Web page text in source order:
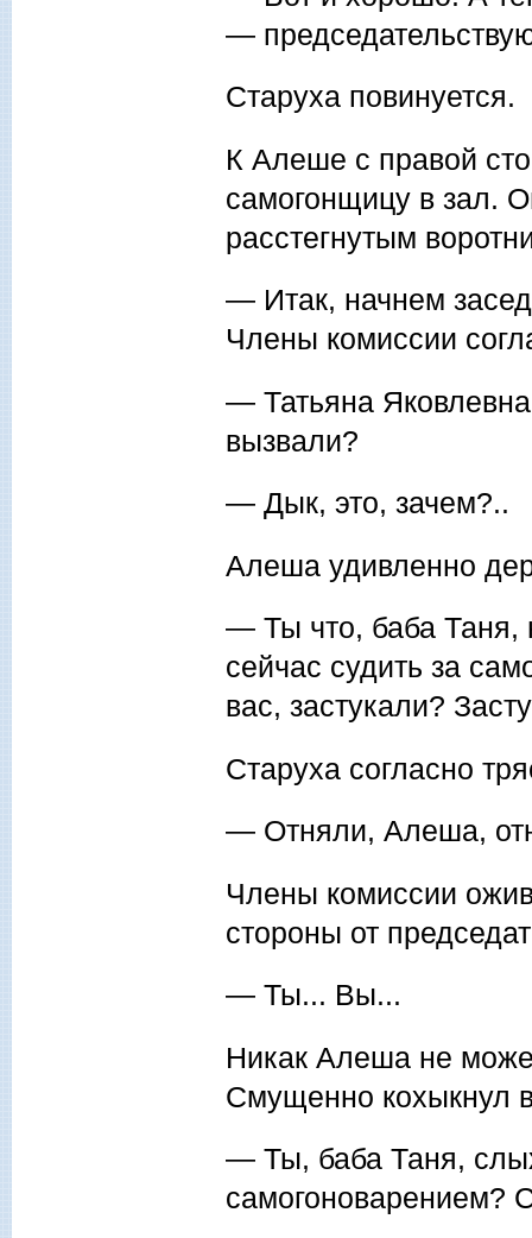
—
Старуха повинуется.
К Алеше с правой
самогонщицу в зал.
расстегнутым
— Итак, начнем
Члены комиссии
— Татьяна
вызвали?
— Дык, это, зачем?..
Алеша удивленно
— Ты что, баба Таня,
сейчас судить за
вас, застукали?
Старуха согласно
— Отняли, Алеша,
Члены комиссии
стороны от
— Ты... Вы...
Никак Алеша не
Смущенно кохыкнул
— Ты, баба Таня,
самогоноварением?